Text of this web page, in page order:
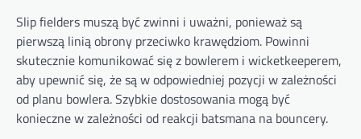
Slip fielders muszą być zwinni i uważni, ponieważ są
pierwszą linią obrony przeciwko krawędziom. Powinni
skutecznie komunikować się z bowlerem i wicketkeeperem,
aby upewnić się, że są w odpowiedniej pozycji w zależności
od planu bowlera. Szybkie dostosowania mogą być
konieczne w zależności od reakcji batsmana na bouncery.